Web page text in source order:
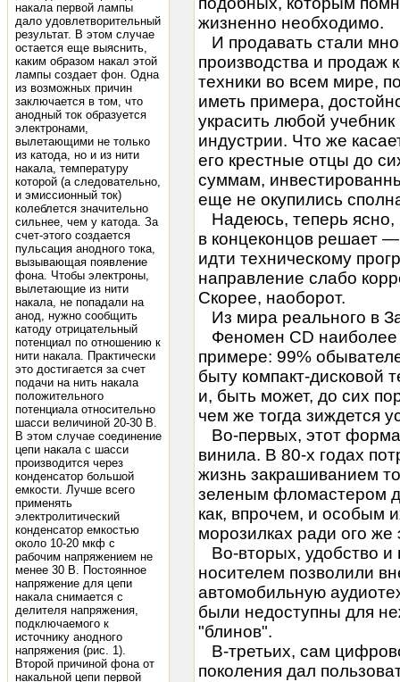
накала первой лампы
дало удовлетворительный
результат. В этом случае
остается еще выяснить,
каким образом накал этой
лампы создает фон. Одна
из возможных причин
заключается в том, что
анодный ток образуется
электронами,
вылетающими не только
из катода, но и из нити
накала, температуру
которой (а следовательно,
и эмиссионный ток)
колеблется значительно
сильнее, чем у катода. За
счет-этого создается
пульсация анодного тока,
вызывающая появление
фона. Чтобы электроны,
вылетающие из нити
накала, не попадали на
анод, нужно сообщить
катоду отрицательный
потенциал по отношению к
нити накала. Практически
это достигается за счет
подачи на нить накала
положительного
потенциала относительно
шасси величиной 20-30 В.
В этом случае соединение
цепи накала с шасси
производится через
конденсатор большой
емкости. Лучше всего
применять
электролитический
конденсатор емкостью
около 10-20 мкф с
рабочим напряжением не
менее 30 В. Постоянное
напряжение для цепи
накала снимается с
делителя напряжения,
подключаемого к
источнику анодного
напряжения (рис. 1).
Второй причиной фона от
накальной цепи первой
жизненно необходимо.
И продавать стали
производства и продаж
техники во всем мире,
иметь примера,
украсить любой
индустрии. Что же
его крестные отцы до
суммам,
еще не окупились
Надеюсь, теперь ясно,
в концеконцов решает
идти техническому
направление слабо
Скорее, наоборот.
Из мира реального в
Феномен CD наиболее
примере: 99%
быту компакт-дисковой
и, быть может, до сих
чем же тогда зиждется
Во-первых, этот
винила. В 80-х годах
жизнь закрашиванием
зеленым фломастером
как, впрочем, и особым
морозилках ради ого
Во-вторых, удобство и
носителем позволили
автомобильную
были недоступны для
"блинов".
В-третьих, сам
поколения дал